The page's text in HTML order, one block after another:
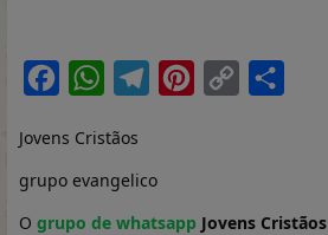
FacebookWhatsAppTelegramPinterest
Copy
Jovens Cristãos
grupo evangelico
O grupo de whatsapp Jovens Cristãos